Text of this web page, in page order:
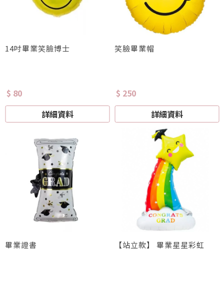
14吋畢業笑臉博士
$ 80
詳細資料
笑臉畢業帽
$ 250
詳細資料
畢業證書 【站立款】 畢業星星彩虹